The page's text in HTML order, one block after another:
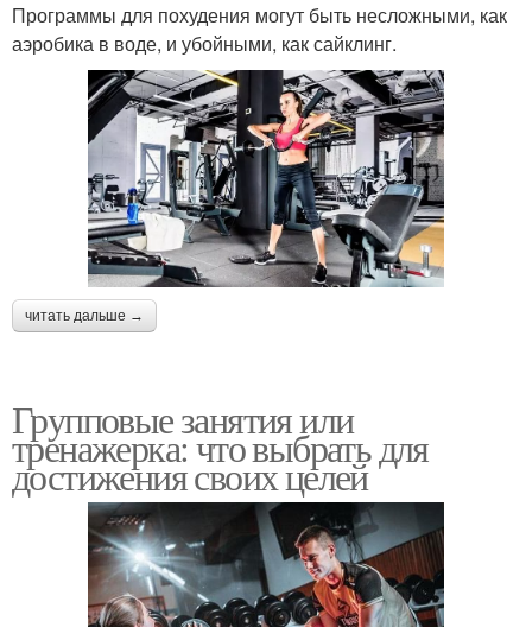
Программы для похудения могут быть несложными, как
аэробика в воде, и убойными, как сайклинг.
читать дальше →
Групповые занятия или
тренажерка: что выбрать для
достижения своих целей